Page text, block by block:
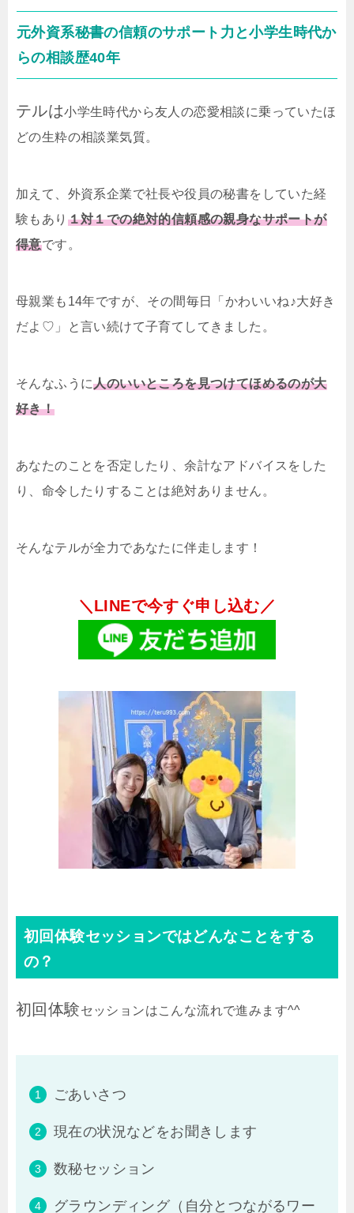
元外資系秘書の信頼のサポート力と小学生時代か
らの相談歴40年
テルは小学生時代から友人の恋愛相談に乗っていたほ
どの生粋の相談業気質。
加えて、外資系企業で社長や役員の秘書をしていた経
験もあり １対１での絶対的信頼感の親身なサポートが
得意です。
母親業も14年ですが、その間毎日「かわいいね♪大好き
だよ♡」と言い続けて子育てしてきました。
そんなふうに人のいいところを見つけてほめるのが大
好き！
あなたのことを否定したり、余計なアドバイスをした
り、命令したりすることは絶対ありません。
そんなテルが全力であなたに伴走します！
＼LINEで今すぐ申し込む／
初回体験セッションではどんなことをする
の？
初回体験セッションはこんな流れで進みます^^
ごあいさつ
現在の状況などをお聞きします
数秘セッション
グラウンディング（自分とつながるワー